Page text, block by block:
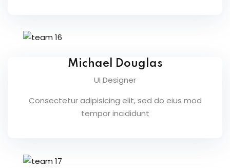
Michael Douglas
UI Designer
Consectetur adipisicing elit, sed do eius mod
tempor incididunt